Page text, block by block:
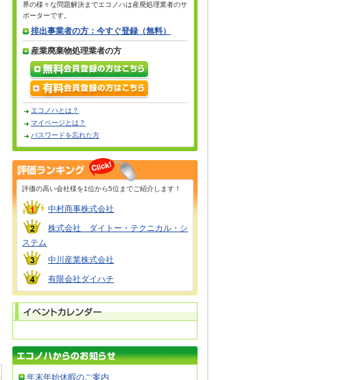
界の様々な問題解決までエコノハは産廃処理業者のサ
ポーターです。
排出事業者の方：今すぐ登録（無料）
産業廃棄物処理業者の方
エコノハとは？
マイページとは？
パスワードを忘れた方
評価の高い会社様を1位から5位までご紹介します！
中村商事株式会社
株式会社 ダイトー・テクニカル・シ
ステム
中川産業株式会社
有限会社ダイハチ
年末年始休暇のご案内